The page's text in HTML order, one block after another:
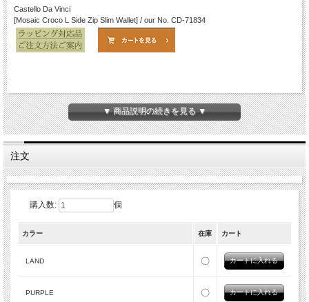
Castello Da Vinci
[Mosaic Croco L Side Zip Slim Wallet] / our No. CD-71834
▼ 商品説明の続きを見る ▼
注文
購入数: 個
カラー 在庫 カート
LAND 〇
PURPLE 〇